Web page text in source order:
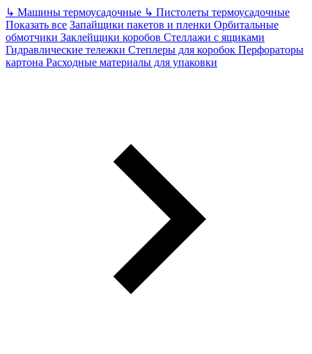
↳ Машины термоусадочные ↳ Пистолеты термоусадочные
Показать все Запайщики пакетов и пленки Орбитальные
обмотчики Заклейщики коробов Стеллажи с ящиками
Гидравлические тележки Степлеры для коробок Перфораторы
картона Расходные материалы для упаковки